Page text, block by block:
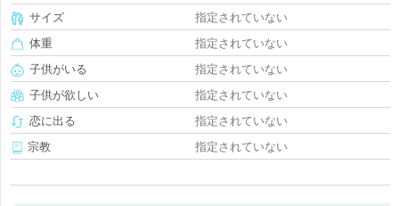
サイズ
指定されていない
体重
指定されていない
子供がいる
指定されていない
子供が欲しい
指定されていない
恋に出る
指定されていない
宗教
指定されていない